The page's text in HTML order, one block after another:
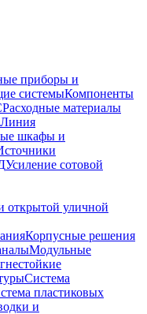
приборы и
системыКомпоненты
Расходные материалы
Линия
шкафы и
Усиление сотовой
открытой уличной
Корпусные решения
Модульные
Система
пластиковых
и